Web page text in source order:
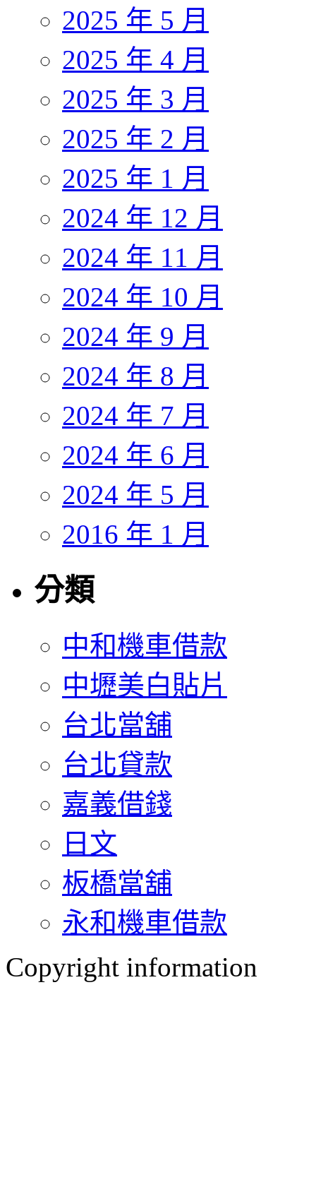
2025 年 5 月
2025 年 4 月
2025 年 3 月
2025 年 2 月
2025 年 1 月
2024 年 12 月
2024 年 11 月
2024 年 10 月
2024 年 9 月
2024 年 8 月
2024 年 7 月
2024 年 6 月
2024 年 5 月
2016 年 1 月
分類
中和機車借款
中壢美白貼片
台北當舖
台北貸款
嘉義借錢
日文
板橋當舖
永和機車借款
Copyright information